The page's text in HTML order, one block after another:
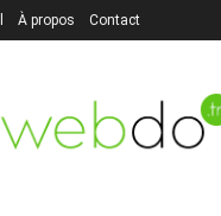
À propos Contact